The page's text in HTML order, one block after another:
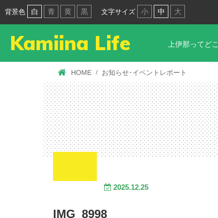
背景色 白 青 黄 黒 文字サイズ 小 中 大
Kamiina Life 上伊那ってど
HOME お知らせ･イベントレポート
2025.12.25
IMG_8998